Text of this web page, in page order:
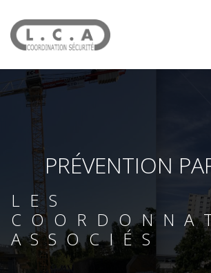
PRÉVENTION
LES
ASSOCIÉS